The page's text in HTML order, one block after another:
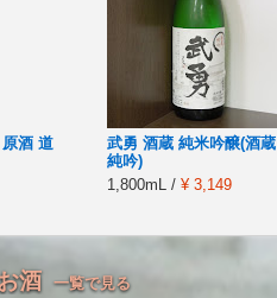
酒 道
武勇 酒蔵 純米吟醸(酒蔵
純吟)
1,800mL / ¥ 3,149
酒 一覧で見る